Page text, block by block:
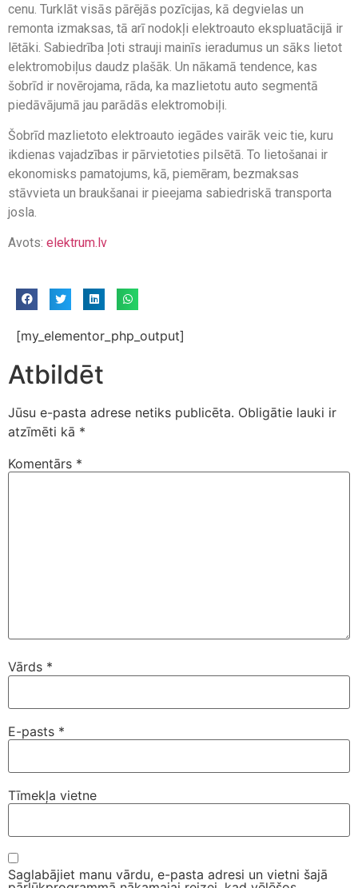
cenu. Turklāt visās pārējās pozīcijas, kā degvielas un
remonta izmaksas, tā arī nodokļi elektroauto ekspluatācijā ir
lētāki. Sabiedrība ļoti strauji mainīs ieradumus un sāks lietot
elektromobiļus daudz plašāk. Un nākamā tendence, kas
šobrīd ir novērojama, rāda, ka mazlietotu auto segmentā
piedāvājumā jau parādās elektromobiļi.
Šobrīd mazlietoto elektroauto iegādes vairāk veic tie, kuru
ikdienas vajadzības ir pārvietoties pilsētā. To lietošanai ir
ekonomisks pamatojums, kā, piemēram, bezmaksas
stāvvieta un braukšanai ir pieejama sabiedriskā transporta
josla.
Avots: elektrum.lv
[my_elementor_php_output]
Atbildēt
Jūsu e-pasta adrese netiks publicēta. Obligātie lauki ir
atzīmēti kā *
Komentārs *
Vārds *
E-pasts *
Tīmekļa vietne
Saglabājiet manu vārdu, e-pasta adresi un vietni šajā